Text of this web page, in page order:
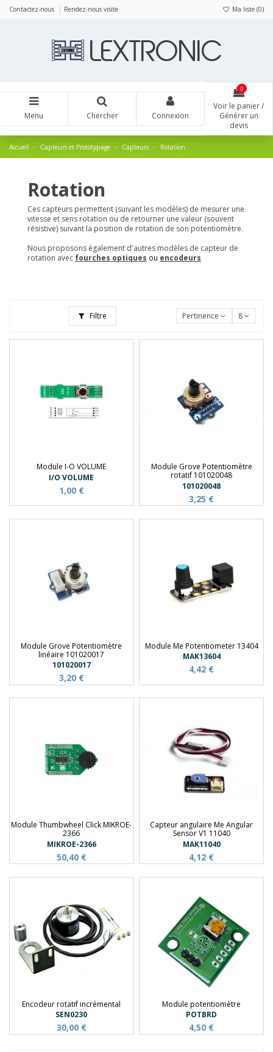
Contactez-nous Rendez-nous visite Ma liste (0)
Menu Chercher Connexion
0
Voir le panier /
Générer un
devis
Accueil Capteurs et Prototypage Capteurs Rotation
Rotation
Ces capteurs permettent (suivant les modèles) de mesurer une
vitesse et sens rotation ou de retourner une valeur (souvent
résistive) suivant la position de rotation de son potentiomètre.
Nous proposons également d'autres modèles de capteur de
rotation avec fourches optiques ou encodeurs
Filtre Pertinence 8
Module I-O VOLUME
I/O VOLUME
1,00 €
Module Grove Potentiomètre
rotatif 101020048
101020048
3,25 €
Module Grove Potentiomètre
linéaire 101020017
101020017
3,20 €
Module Me Potentiometer 13404
MAK13604
4,42 €
Module Thumbwheel Click MIKROE-
2366
MIKROE-2366
50,40 €
Capteur angulaire Me Angular
Sensor V1 11040
MAK11040
4,12 €
Encodeur rotatif incrémental
SEN0230
30,00 €
Module potentiomètre
POTBRD
4,50 €
Panneau de gestion des cookies